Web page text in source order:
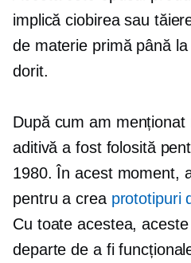
implică ciobirea sau
de materie primă până
dorit.
După cum am
aditivă a fost folosită
1980. În acest moment,
pentru a crea prototipuri
Cu toate acestea,
departe de a fi